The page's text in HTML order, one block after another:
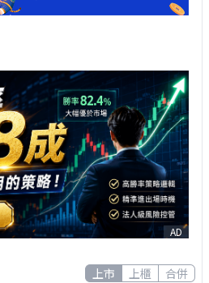
AD
上市 上櫃 合併